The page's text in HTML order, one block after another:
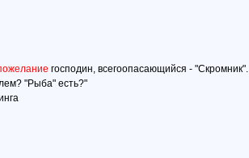
господин, всегоопасающийся - "Скромник".
"Рыба" есть?"